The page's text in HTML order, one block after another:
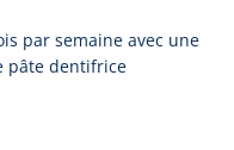
par semaine avec une
pâte dentifrice